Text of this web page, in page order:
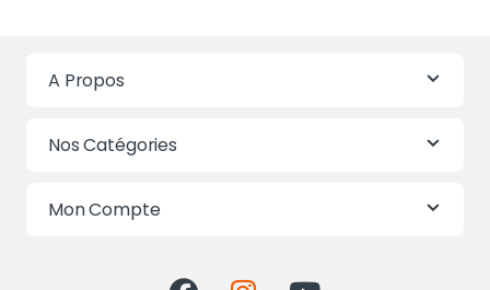
A Propos
Nos Catégories
Mon Compte